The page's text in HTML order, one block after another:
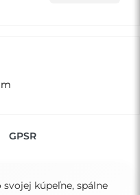
GPSR
kúpeľne, spálne